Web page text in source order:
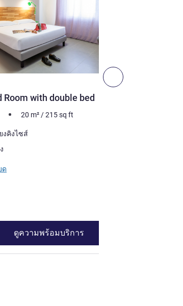
ถัดไป - ห้องพัก
Room with double bed
20 m² /215sq ft
งคิงไซส์
ด
ดูความพร้อมบริการ